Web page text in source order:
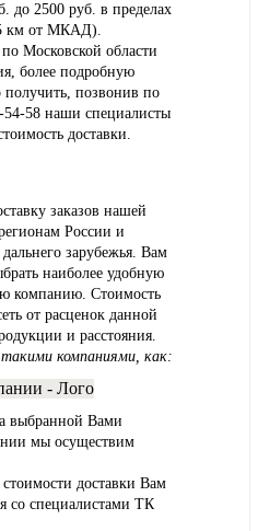
до 2500 руб. в пределах
км от МКАД).
Московской области
более подробную
позвонив по
54-58 наши специалисты
доставки.
заказов нашей
России и
зарубежья. Вам
наиболее удобную
компанию. Стоимость
от расценок данной
и расстояния.
компаниями, как:
выбранной Вами
мы осуществим
стоимости доставки Вам
со специалистами ТК